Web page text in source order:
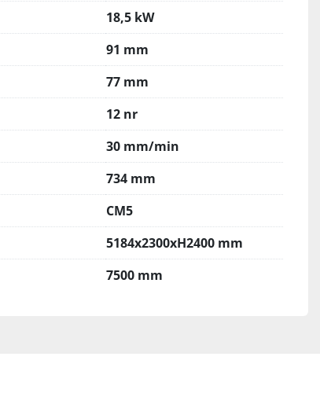
18,5 kW
91 mm
77 mm
12 nr
30 mm/min
734 mm
CM5
5184x2300xH2400 mm
7500 mm